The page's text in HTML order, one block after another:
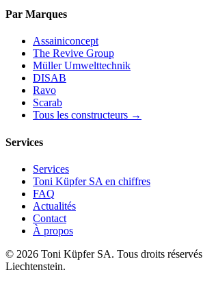
Par Marques
Assainiconcept
The Revive Group
Müller Umwelttechnik
DISAB
Ravo
Scarab
Tous les constructeurs →
Services
Services
Toni Küpfer SA en chiffres
FAQ
Actualités
Contact
À propos
© 2026 Toni Küpfer SA. Tous droits
Liechtenstein.